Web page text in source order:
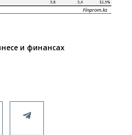
и финансах